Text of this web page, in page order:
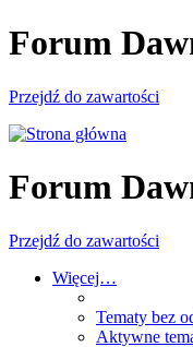
Forum
Przejdź do zawartości
Forum
Przejdź do zawartości
Więcej…
Tematy bez
Aktywne